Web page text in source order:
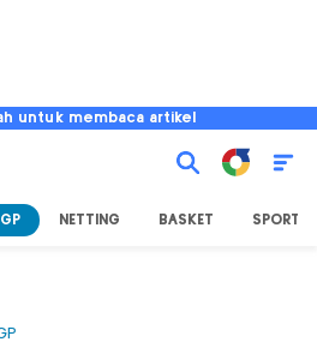
untuk membaca artikel
NETTING BASKET SPORT